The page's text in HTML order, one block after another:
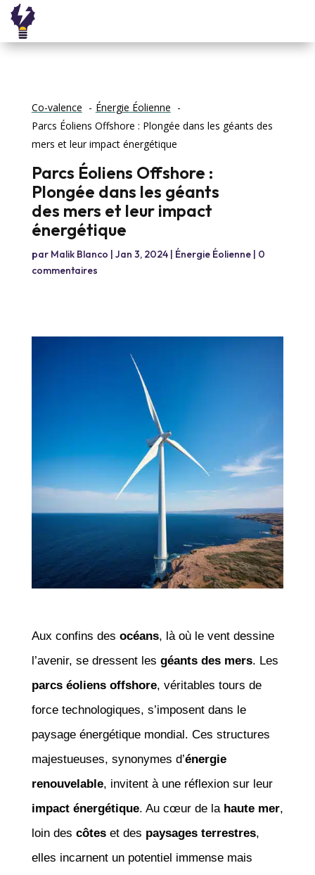
Co-valence
Énergie Éolienne
Parcs Éoliens Offshore : Plongée dans les géants des
mers et leur impact énergétique
Parcs Éoliens Offshore :
Plongée dans les géants
des mers et leur impact
énergétique
par Malik Blanco | Jan 3, 2024| Énergie Éolienne| 0
commentaires
Aux confins des océans, là où le vent dessine
l’avenir, se dressent les géants des mers. Les
parcs éoliens offshore, véritables tours de
force technologiques, s’imposent dans le
paysage énergétique mondial. Ces structures
majestueuses, synonymes d’énergie
renouvelable, invitent à une réflexion sur leur
impact énergétique. Au cœur de la haute mer,
loin des côteset des paysages terrestres,
elles incarnent un potentiel immense mais